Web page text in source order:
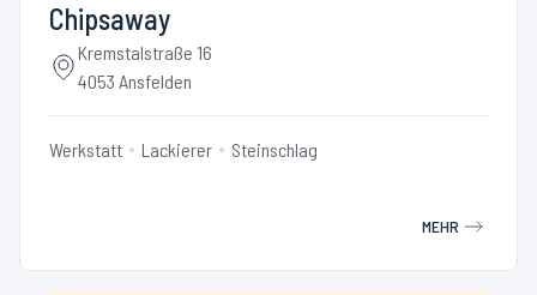
Chipsaway
Kremstalstraße 16
4053 Ansfelden
Werkstatt Lackierer Steinschlag
MEHR